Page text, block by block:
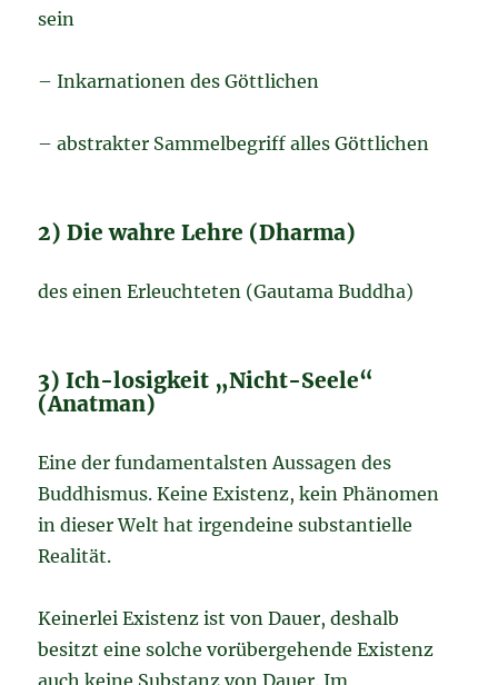
sein
– Inkarnationen des Göttlichen
– abstrakter Sammelbegriff alles Göttlichen
2) Die wahre Lehre (Dharma)
des einen Erleuchteten (Gautama Buddha)
3) Ich-losigkeit „Nicht-Seele“
(Anatman)
Eine der fundamentalsten Aussagen des
Buddhismus. Keine Existenz, kein Phänomen
in dieser Welt hat irgendeine substantielle
Realität.
Keinerlei Existenz ist von Dauer, deshalb
besitzt eine solche vorübergehende Existenz
auch keine Substanz von Dauer. Im